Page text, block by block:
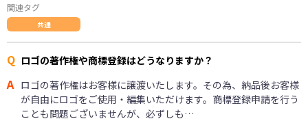
関連タグ
共通
Q ロゴの著作権や商標登録はどうなりますか？
A ロゴの著作権はお客様に譲渡いたします。その為、納品後お客様
が自由にロゴをご使用・編集いただけます。商標登録申請を行う
ことも問題ございませんが、必ずしも…